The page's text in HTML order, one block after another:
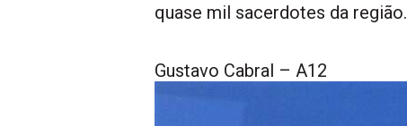
quase mil sacerdotes da região.
Gustavo Cabral – A12